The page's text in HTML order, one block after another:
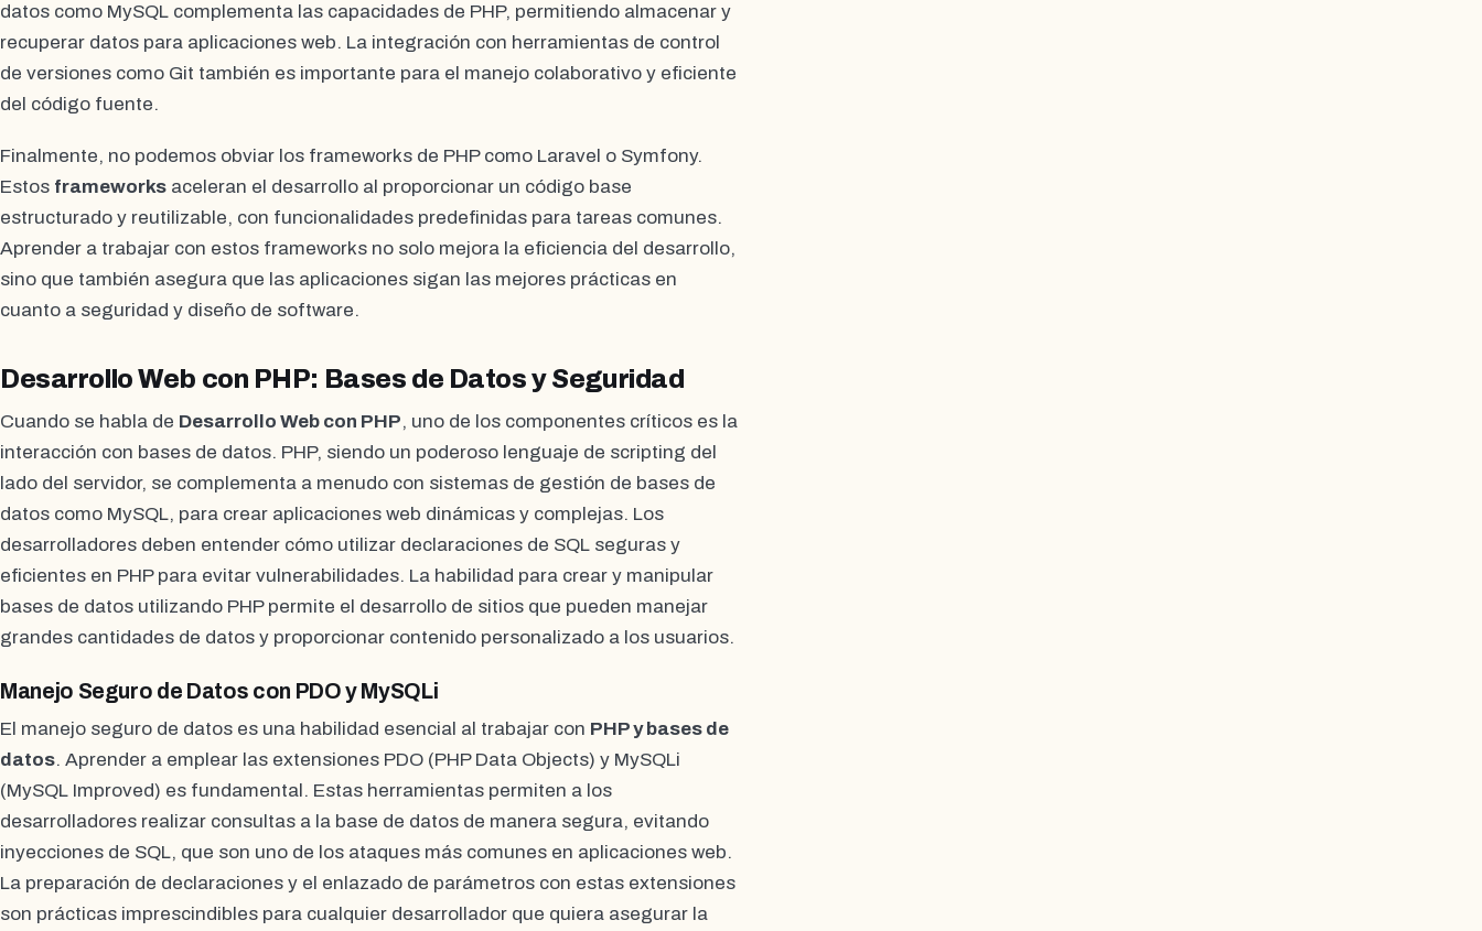
datos como MySQL complementa las capacidades de PHP, permitiendo almacenar y
recuperar datos para aplicaciones web. La integración con herramientas de control
de versiones como Git también es importante para el manejo colaborativo y eficiente
del código fuente.
Finalmente, no podemos obviar los frameworks de PHP como Laravel o Symfony.
Estos frameworks aceleran el desarrollo al proporcionar un código base
estructurado y reutilizable, con funcionalidades predefinidas para tareas comunes.
Aprender a trabajar con estos frameworks no solo mejora la eficiencia del desarrollo,
sino que también asegura que las aplicaciones sigan las mejores prácticas en
cuanto a seguridad y diseño de software.
Desarrollo Web con PHP: Bases de Datos y Seguridad
Cuando se habla de Desarrollo Web con PHP, uno de los componentes críticos es la
interacción con bases de datos. PHP, siendo un poderoso lenguaje de scripting del
lado del servidor, se complementa a menudo con sistemas de gestión de bases de
datos como MySQL, para crear aplicaciones web dinámicas y complejas. Los
desarrolladores deben entender cómo utilizar declaraciones de SQL seguras y
eficientes en PHP para evitar vulnerabilidades. La habilidad para crear y manipular
bases de datos utilizando PHP permite el desarrollo de sitios que pueden manejar
grandes cantidades de datos y proporcionar contenido personalizado a los usuarios.
Manejo Seguro de Datos con PDO y MySQLi
El manejo seguro de datos es una habilidad esencial al trabajar con PHP y bases de
datos. Aprender a emplear las extensiones PDO (PHP Data Objects) y MySQLi
(MySQL Improved) es fundamental. Estas herramientas permiten a los
desarrolladores realizar consultas a la base de datos de manera segura, evitando
inyecciones de SQL, que son uno de los ataques más comunes en aplicaciones web.
La preparación de declaraciones y el enlazado de parámetros con estas extensiones
son prácticas imprescindibles para cualquier desarrollador que quiera asegurar la